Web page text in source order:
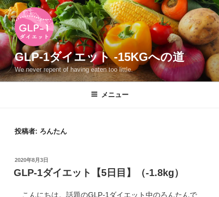
コ
ン
テ
ン
へ
ス
GLP-1ダイエット -15KGへの道
We never repent of having eaten too little.
メニュー
投稿者: ろんたん
投
稿
日:
2020年8月3日
GLP-1ダイエット【5日目】（-1.8kg）
こんにちは。話題のGLP-1ダイエット中のろんたんで